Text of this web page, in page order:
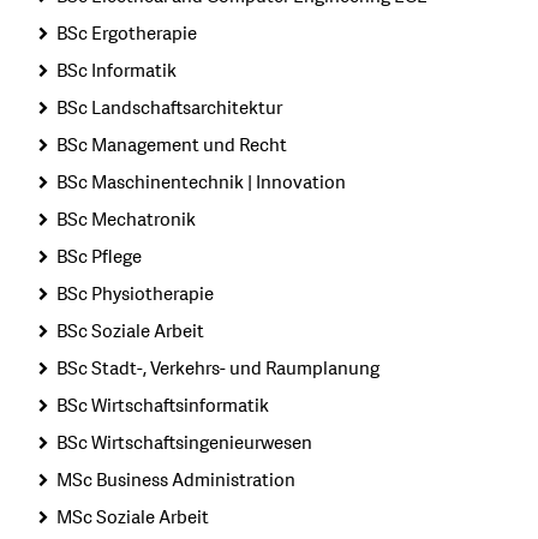
BSc Ergotherapie
BSc Informatik
BSc Landschaftsarchitektur
BSc Management und Recht
BSc Maschinentechnik | Innovation
BSc Mechatronik
BSc Pflege
BSc Physiotherapie
BSc Soziale Arbeit
BSc Stadt-, Verkehrs- und Raumplanung
BSc Wirtschaftsinformatik
BSc Wirtschaftsingenieurwesen
MSc Business Administration
MSc Soziale Arbeit